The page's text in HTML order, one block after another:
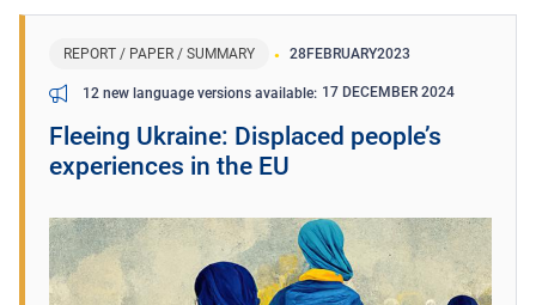
REPORT / PAPER / SUMMARY 28FEBRUARY2023
12 new language versions available 17 DECEMBER 2024
Fleeing Ukraine: Displaced people’s
experiences in the EU